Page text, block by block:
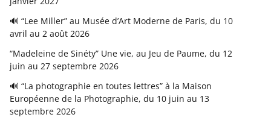
🔊 “Lee Miller” au Musée d’Art Moderne de Paris, du 10
avril au 2 août 2026
“Madeleine de Sinéty” Une vie, au Jeu de Paume, du 12
juin au 27 septembre 2026
🔊 “La photographie en toutes lettres” à la Maison
Européenne de la Photographie, du 10 juin au 13
septembre 2026